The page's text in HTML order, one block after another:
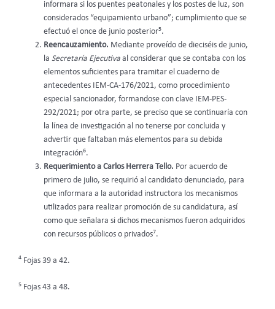
informara si los puentes peatonales y los postes de luz, son
considerados “equipamiento urbano”; cumplimiento que se
efectuó el once de junio posterior5.
Reencauzamiento. Mediante proveído de dieciséis de junio,
la Secretaría Ejecutiva al considerar que se contaba con los
elementos suficientes para tramitar el cuaderno de
antecedentes IEM-CA-176/2021, como procedimiento
especial sancionador, formandose con clave IEM-PES-
292/2021; por otra parte, se preciso que se continuaría con
la línea de investigación al no tenerse por concluida y
advertir que faltaban más elementos para su debida
integración6.
Requerimiento a Carlos Herrera Tello. Por acuerdo de
primero de julio, se requirió al candidato denunciado, para
que informara a la autoridad instructora los mecanismos
utilizados para realizar promoción de su candidatura, así
como que señalara si dichos mecanismos fueron adquiridos
con recursos públicos o privados7.
4 Fojas 39 a 42.
5 Fojas 43 a 48.